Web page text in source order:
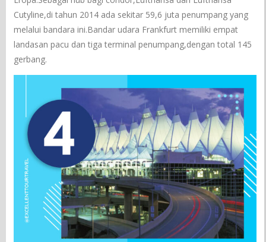
Cutyline,di tahun 2014 ada sekitar 59,6 juta penumpang yang
melalui bandara ini.Bandar udara Frankfurt memiliki empat
landasan pacu dan tiga terminal penumpang,dengan total 145
gerbang.